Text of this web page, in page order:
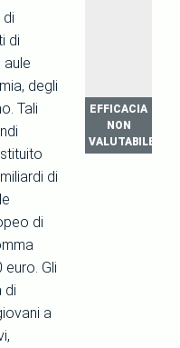
di
degli
Tali
di
di
Gli
di
a
EFFICACIA
NON
VALUTABILE